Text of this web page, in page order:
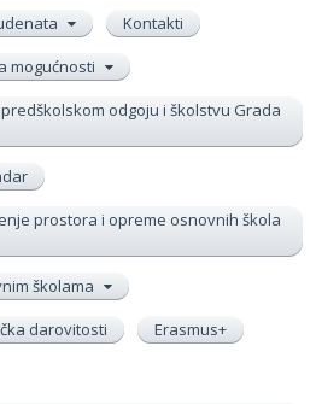
Kontakti
mogućnosti
odgoju i školstvu Grada
prostora i opreme osnovnih škola
školama
darovitosti
Erasmus+